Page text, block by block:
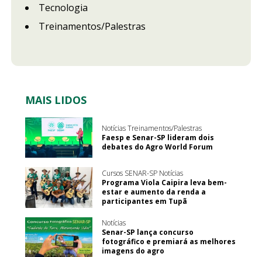
Tecnologia
Treinamentos/Palestras
MAIS LIDOS
Notícias Treinamentos/Palestras
Faesp e Senar-SP lideram dois
debates do Agro World Forum
Cursos SENAR-SP Notícias
Programa Viola Caipira leva bem-
estar e aumento da renda a
participantes em Tupã
Notícias
Senar-SP lança concurso
fotográfico e premiará as melhores
imagens do agro